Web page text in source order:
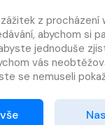
z procházení
abychom si
jednoduše
vás
se nemuseli
souhlas